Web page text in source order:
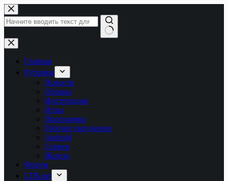
Перейти
к
сути
Ничего
не
найденоГлавная
Рубрики
Новости
Обзоры
Инструкции
Игры
Программы
Рабочее окружение
Android
Сервер
Железо
Форум
LTB.net